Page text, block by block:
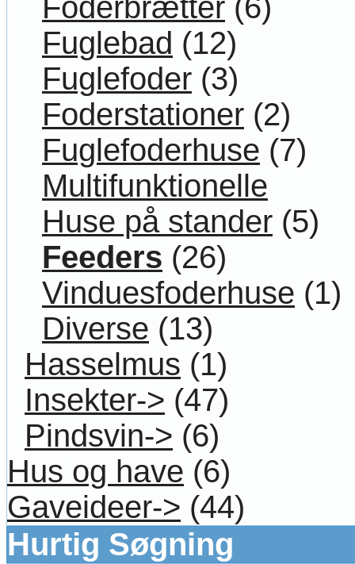
Foderbrætter (6)
Fuglebad (12)
Fuglefoder (3)
Foderstationer (2)
Fuglefoderhuse (7)
Multifunktionelle
Huse på stander (5)
Feeders (26)
Vinduesfoderhuse (1)
Diverse (13)
Hasselmus (1)
Insekter-> (47)
Pindsvin-> (6)
Hus og have (6)
Gaveideer-> (44)
Hurtig Søgning